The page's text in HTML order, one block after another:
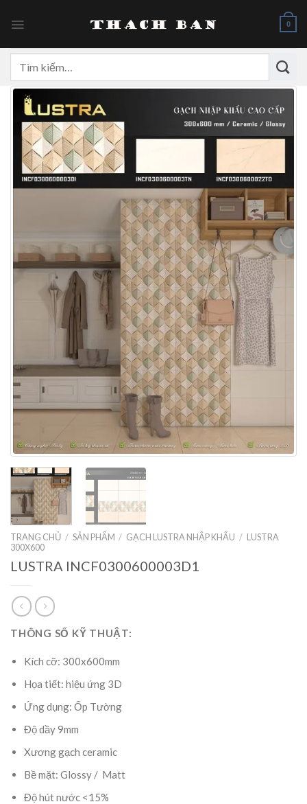
0
kiếm:
TRANG CHỦ / SẢN PHẨM / GẠCH LUSTRA NHẬP KHẨU / LUSTRA
300X600
LUSTRA INCF0300600003D1
THÔNG SỐ KỸ THUẬT:
Kích cỡ: 300x600mm
Họa tiết: hiệu ứng 3D
Ứng dụng: Ốp Tường
Độ dầy 9mm
Xương gạch ceramic
Bề mặt: Glossy / Matt
Độ hút nước <15%